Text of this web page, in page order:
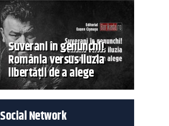
Suverani în genunchi!
România versus iluzia
libertății de a alege
Social Network